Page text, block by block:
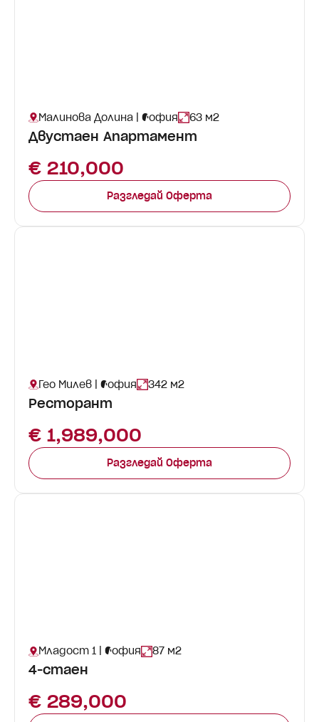
Малинова Долина | София 63 м2
Двустаен Апартамент
€ 210,000
Разгледай Оферта
Гео Милев | София 342 м2
Ресторант
€ 1,989,000
Разгледай Оферта
Младост 1 | София 87 м2
4-стаен
€ 289,000